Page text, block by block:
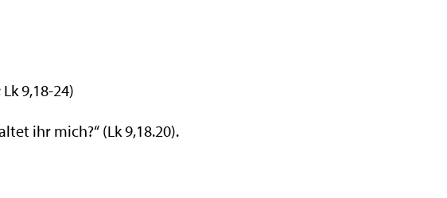
9,18-24)
ihr mich?“ (Lk 9,18.20).